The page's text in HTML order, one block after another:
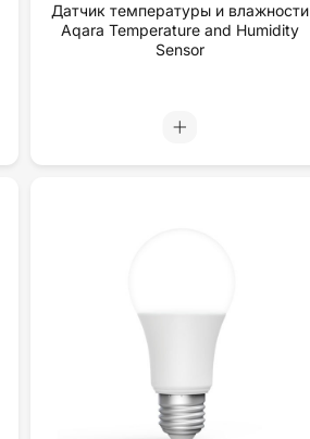
Датчик температуры и влажности
Aqara Temperature and Humidity
Sensor